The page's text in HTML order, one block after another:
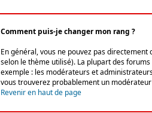
Comment puis-je changer mon rang ?
En général, vous ne pouvez pas
selon le thème utilisé). La plupart des
exemple : les modérateurs et
vous trouverez probablement un
Revenir en haut de page